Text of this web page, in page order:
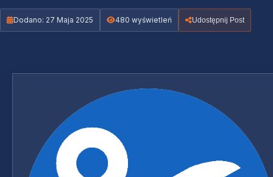
Dodano: 27 Maja 2025 480 wyświetleń Udostępnij Post